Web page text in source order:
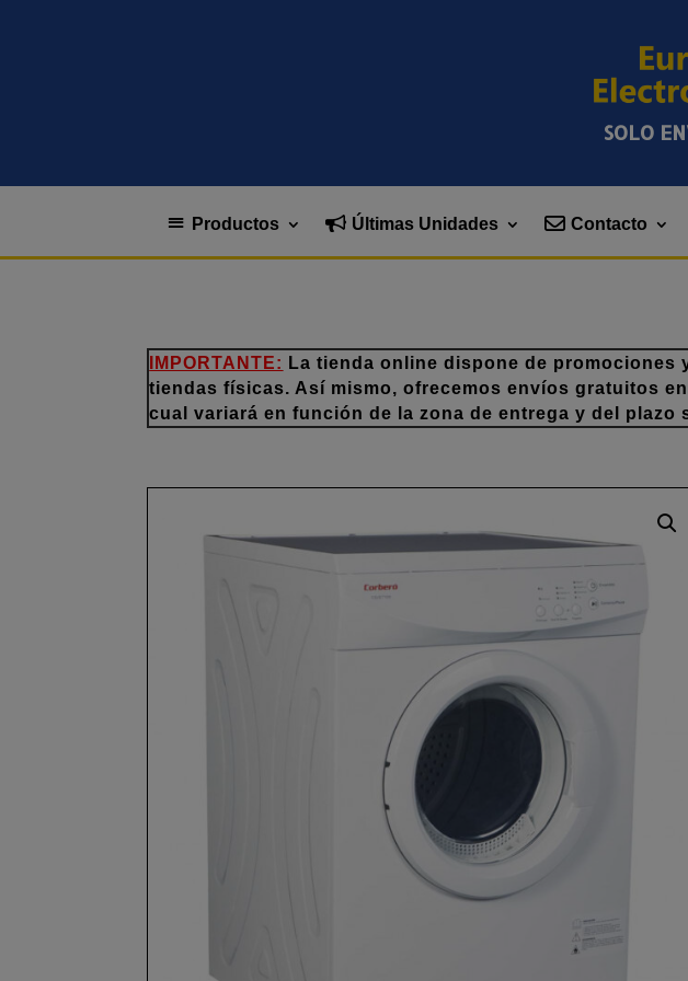
SOLO
Productos Últimas Unidades Contacto
IMPORTANTE: La tienda online dispone de
tiendas físicas. Así mismo, ofrecemos envíos gratuitos
cual variará en función de la zona de entrega y del